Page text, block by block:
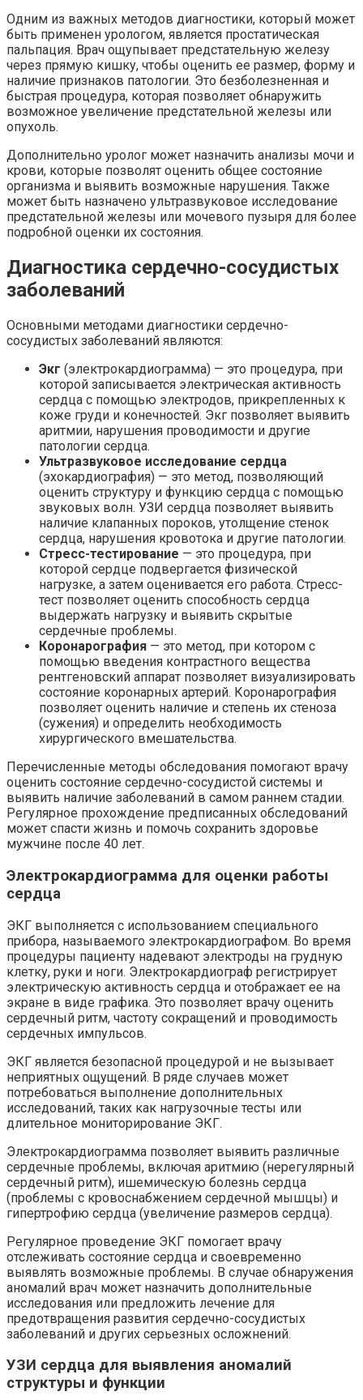
Одним из важных методов диагностики, который может
быть применен урологом, является простатическая
пальпация. Врач ощупывает предстательную железу
через прямую кишку, чтобы оценить ее размер, форму и
наличие признаков патологии. Это безболезненная и
быстрая процедура, которая позволяет обнаружить
возможное увеличение предстательной железы или
опухоль.
Дополнительно уролог может назначить анализы мочи и
крови, которые позволят оценить общее состояние
организма и выявить возможные нарушения. Также
может быть назначено ультразвуковое исследование
предстательной железы или мочевого пузыря для более
подробной оценки их состояния.
Диагностика сердечно-сосудистых
заболеваний
Основными методами диагностики сердечно-
сосудистых заболеваний являются:
Экг (электрокардиограмма) — это процедура, при
которой записывается электрическая активность
сердца с помощью электродов, прикрепленных к
коже груди и конечностей. Экг позволяет выявить
аритмии, нарушения проводимости и другие
патологии сердца.
Ультразвуковое исследование сердца
(эхокардиография) — это метод, позволяющий
оценить структуру и функцию сердца с помощью
звуковых волн. УЗИ сердца позволяет выявить
наличие клапанных пороков, утолщение стенок
сердца, нарушения кровотока и другие патологии.
Стресс-тестирование — это процедура, при
которой сердце подвергается физической
нагрузке, а затем оценивается его работа. Стресс-
тест позволяет оценить способность сердца
выдержать нагрузку и выявить скрытые
сердечные проблемы.
Коронарография — это метод, при котором с
помощью введения контрастного вещества
рентгеновский аппарат позволяет визуализировать
состояние коронарных артерий. Коронарография
позволяет оценить наличие и степень их стеноза
(сужения) и определить необходимость
хирургического вмешательства.
Перечисленные методы обследования помогают врачу
оценить состояние сердечно-сосудистой системы и
выявить наличие заболеваний в самом раннем стадии.
Регулярное прохождение предписанных обследований
может спасти жизнь и помочь сохранить здоровье
мужчине после 40 лет.
Электрокардиограмма для оценки работы
сердца
ЭКГ выполняется с использованием специального
прибора, называемого электрокардиографом. Во время
процедуры пациенту надевают электроды на грудную
клетку, руки и ноги. Электрокардиограф регистрирует
электрическую активность сердца и отображает ее на
экране в виде графика. Это позволяет врачу оценить
сердечный ритм, частоту сокращений и проводимость
сердечных импульсов.
ЭКГ является безопасной процедурой и не вызывает
неприятных ощущений. В ряде случаев может
потребоваться выполнение дополнительных
исследований, таких как нагрузочные тесты или
длительное мониторирование ЭКГ.
Электрокардиограмма позволяет выявить различные
сердечные проблемы, включая аритмию (нерегулярный
сердечный ритм), ишемическую болезнь сердца
(проблемы с кровоснабжением сердечной мышцы) и
гипертрофию сердца (увеличение размеров сердца).
Регулярное проведение ЭКГ помогает врачу
отслеживать состояние сердца и своевременно
выявлять возможные проблемы. В случае обнаружения
аномалий врач может назначить дополнительные
исследования или предложить лечение для
предотвращения развития сердечно-сосудистых
заболеваний и других серьезных осложнений.
УЗИ сердца для выявления аномалий
структуры и функции